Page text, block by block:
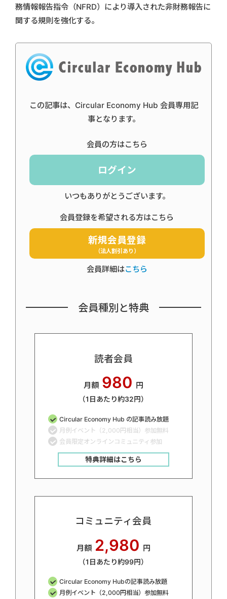
務情報報告指令（NFRD）により導入された非財務報告に
関する規則を強化する。
この記事は、Circular Economy Hub 会員専用記
事となります。
会員の方はこちら
ログイン
いつもありがとうございます。
会員登録を希望される方はこちら
新規会員登録
（法人割引あり）
会員詳細はこちら
会員種別と特典
読者会員
月額 980 円
（1日あたり約32円）
Circular Economy Hub の記事読み放題
月例イベント（2,000円相当）参加無料
会員限定オンラインコミュニティ参加
特典詳細はこちら
コミュニティ会員
月額 2,980 円
（1日あたり約99円）
Circular Economy Hubの記事読み放題
月例イベント（2,000円相当）参加無料